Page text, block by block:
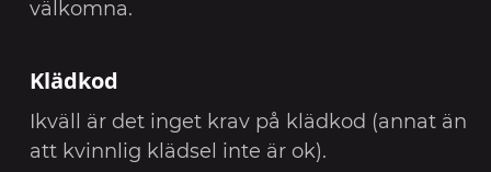
välkomna.
Klädkod
Ikväll är det inget krav på klädkod (annat än
att kvinnlig klädsel inte är ok).